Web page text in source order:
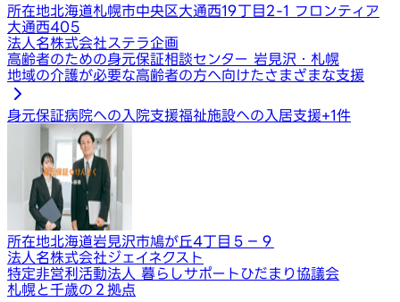
所在地北海道札幌市中央区大通西19丁目2-1 フロンティア
大通西405
法人名株式会社ステラ企画
高齢者のための身元保証相談センター 岩見沢・札幌
地域の介護が必要な高齢者の方へ向けたさまざまな支援
身元保証病院への入院支援福祉施設への入居支援+1件
所在地北海道岩見沢市鳩が丘4丁目５−９
法人名株式会社ジェイネクスト
特定非営利活動法人 暮らしサポートひだまり協議会
札幌と千歳の２拠点